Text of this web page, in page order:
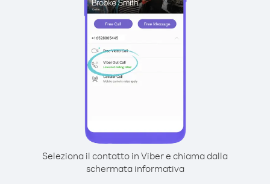
Seleziona il contatto in Viber e chiama dalla
schermata informativa